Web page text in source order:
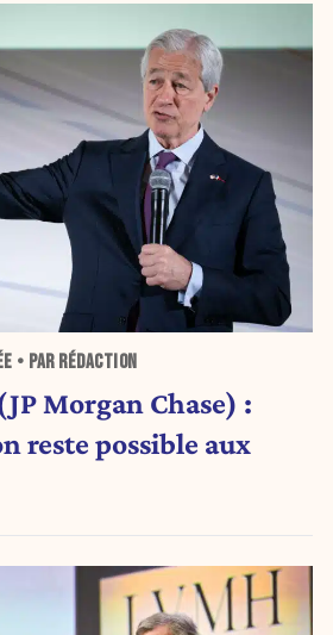
• PAR RÉDACTION
Morgan Chase) :
reste possible aux